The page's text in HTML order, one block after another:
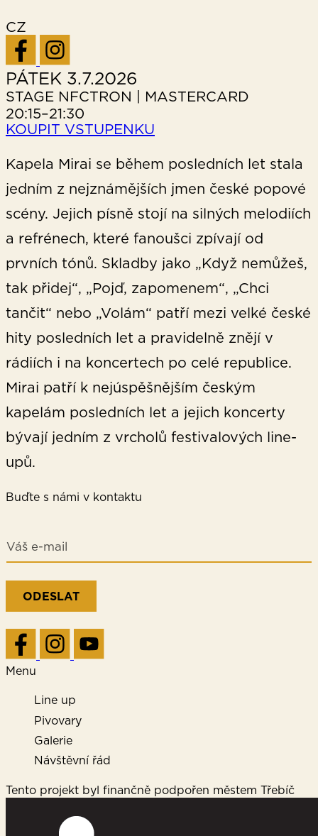
CZ
PÁTEK 3.7.2026
STAGE NFCTRON | MASTERCARD
20:15–21:30
KOUPIT VSTUPENKU
Kapela Mirai se během posledních let stala
jedním z nejznámějších jmen české popové
scény. Jejich písně stojí na silných melodiích
a refrénech, které fanoušci zpívají od
prvních tónů. Skladby jako „Když nemůžeš,
tak přidej“, „Pojď, zapomenem“, „Chci
tančit“ nebo „Volám“ patří mezi velké české
hity posledních let a pravidelně znějí v
rádiích i na koncertech po celé republice.
Mirai patří k nejúspěšnějším českým
kapelám posledních let a jejich koncerty
bývají jedním z vrcholů festivalových line-
upů.
Buďte s námi v kontaktu
E
-
a
l
m
a
i
E
-
m
a
ODESLAT
Menu
Line up
Pivovary
Galerie
Návštěvní řád
Tento projekt byl finančně podpořen městem Třebíč